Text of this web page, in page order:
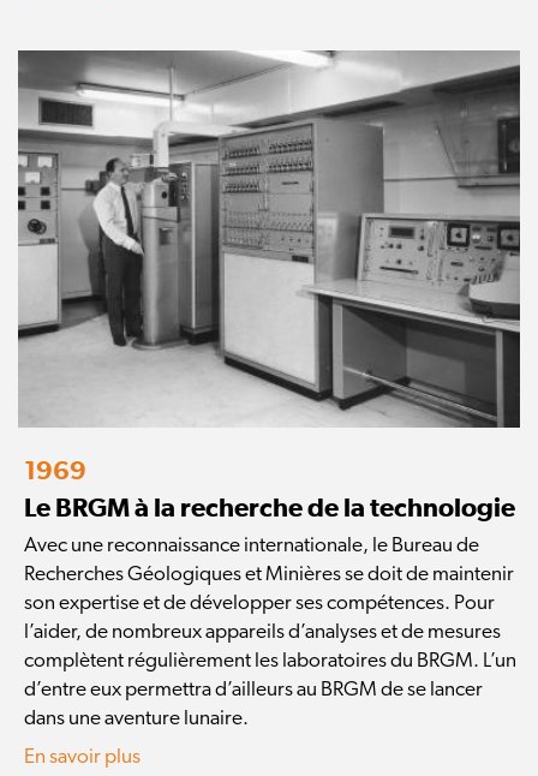
1969
Le BRGM à la recherche de la technologie
Avec une reconnaissance internationale, le Bureau de
Recherches Géologiques et Minières se doit de maintenir
son expertise et de développer ses compétences. Pour
l’aider, de nombreux appareils d’analyses et de mesures
complètent régulièrement les laboratoires du BRGM. L’un
d’entre eux permettra d’ailleurs au BRGM de se lancer
dans une aventure lunaire.
En savoir plus